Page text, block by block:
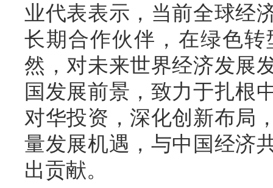
业代表表示，当前全球经
长期合作伙伴，在绿色
然，对未来世界经济发展
国发展前景，致力于扎根
对华投资，深化创新布局
量发展机遇，与中国经济
出贡献。